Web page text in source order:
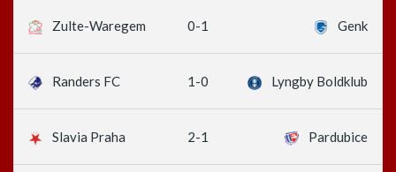
Zulte-Waregem 0-1 Genk
Randers FC 1-0 Lyngby Boldklub
Slavia Praha 2-1 Pardubice